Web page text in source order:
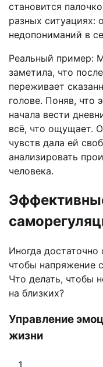
становится
разных ситуациях:
недопониманий в
Реальный пример:
заметила, что
переживает
голове. Поняв, что
начала вести
всё, что ощущает.
чувств дала ей
анализировать
человека.
Иногда достаточно
чтобы напряжение
Что делать, чтобы
на близких?
Управление
жизни